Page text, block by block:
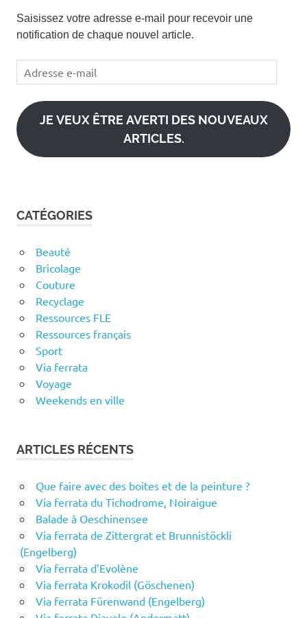
Saisissez votre adresse e-mail pour recevoir une
notification de chaque nouvel article.
Adresse
e-
mail
JE VEUX ÊTRE AVERTI DES NOUVEAUX
ARTICLES.
CATÉGORIES
Beauté
Bricolage
Couture
Recyclage
Ressources FLE
Ressources français
Sport
Via ferrata
Voyage
Weekends en ville
ARTICLES RÉCENTS
Que faire avec des boites et de la peinture ?
Via ferrata du Tichodrome, Noiraigue
Balade à Oeschinensee
Via ferrata de Zittergrat et Brunnistöckli
(Engelberg)
Via ferrata d’Evolène
Via ferrata Krokodil (Göschenen)
Via ferrata Fürenwand (Engelberg)